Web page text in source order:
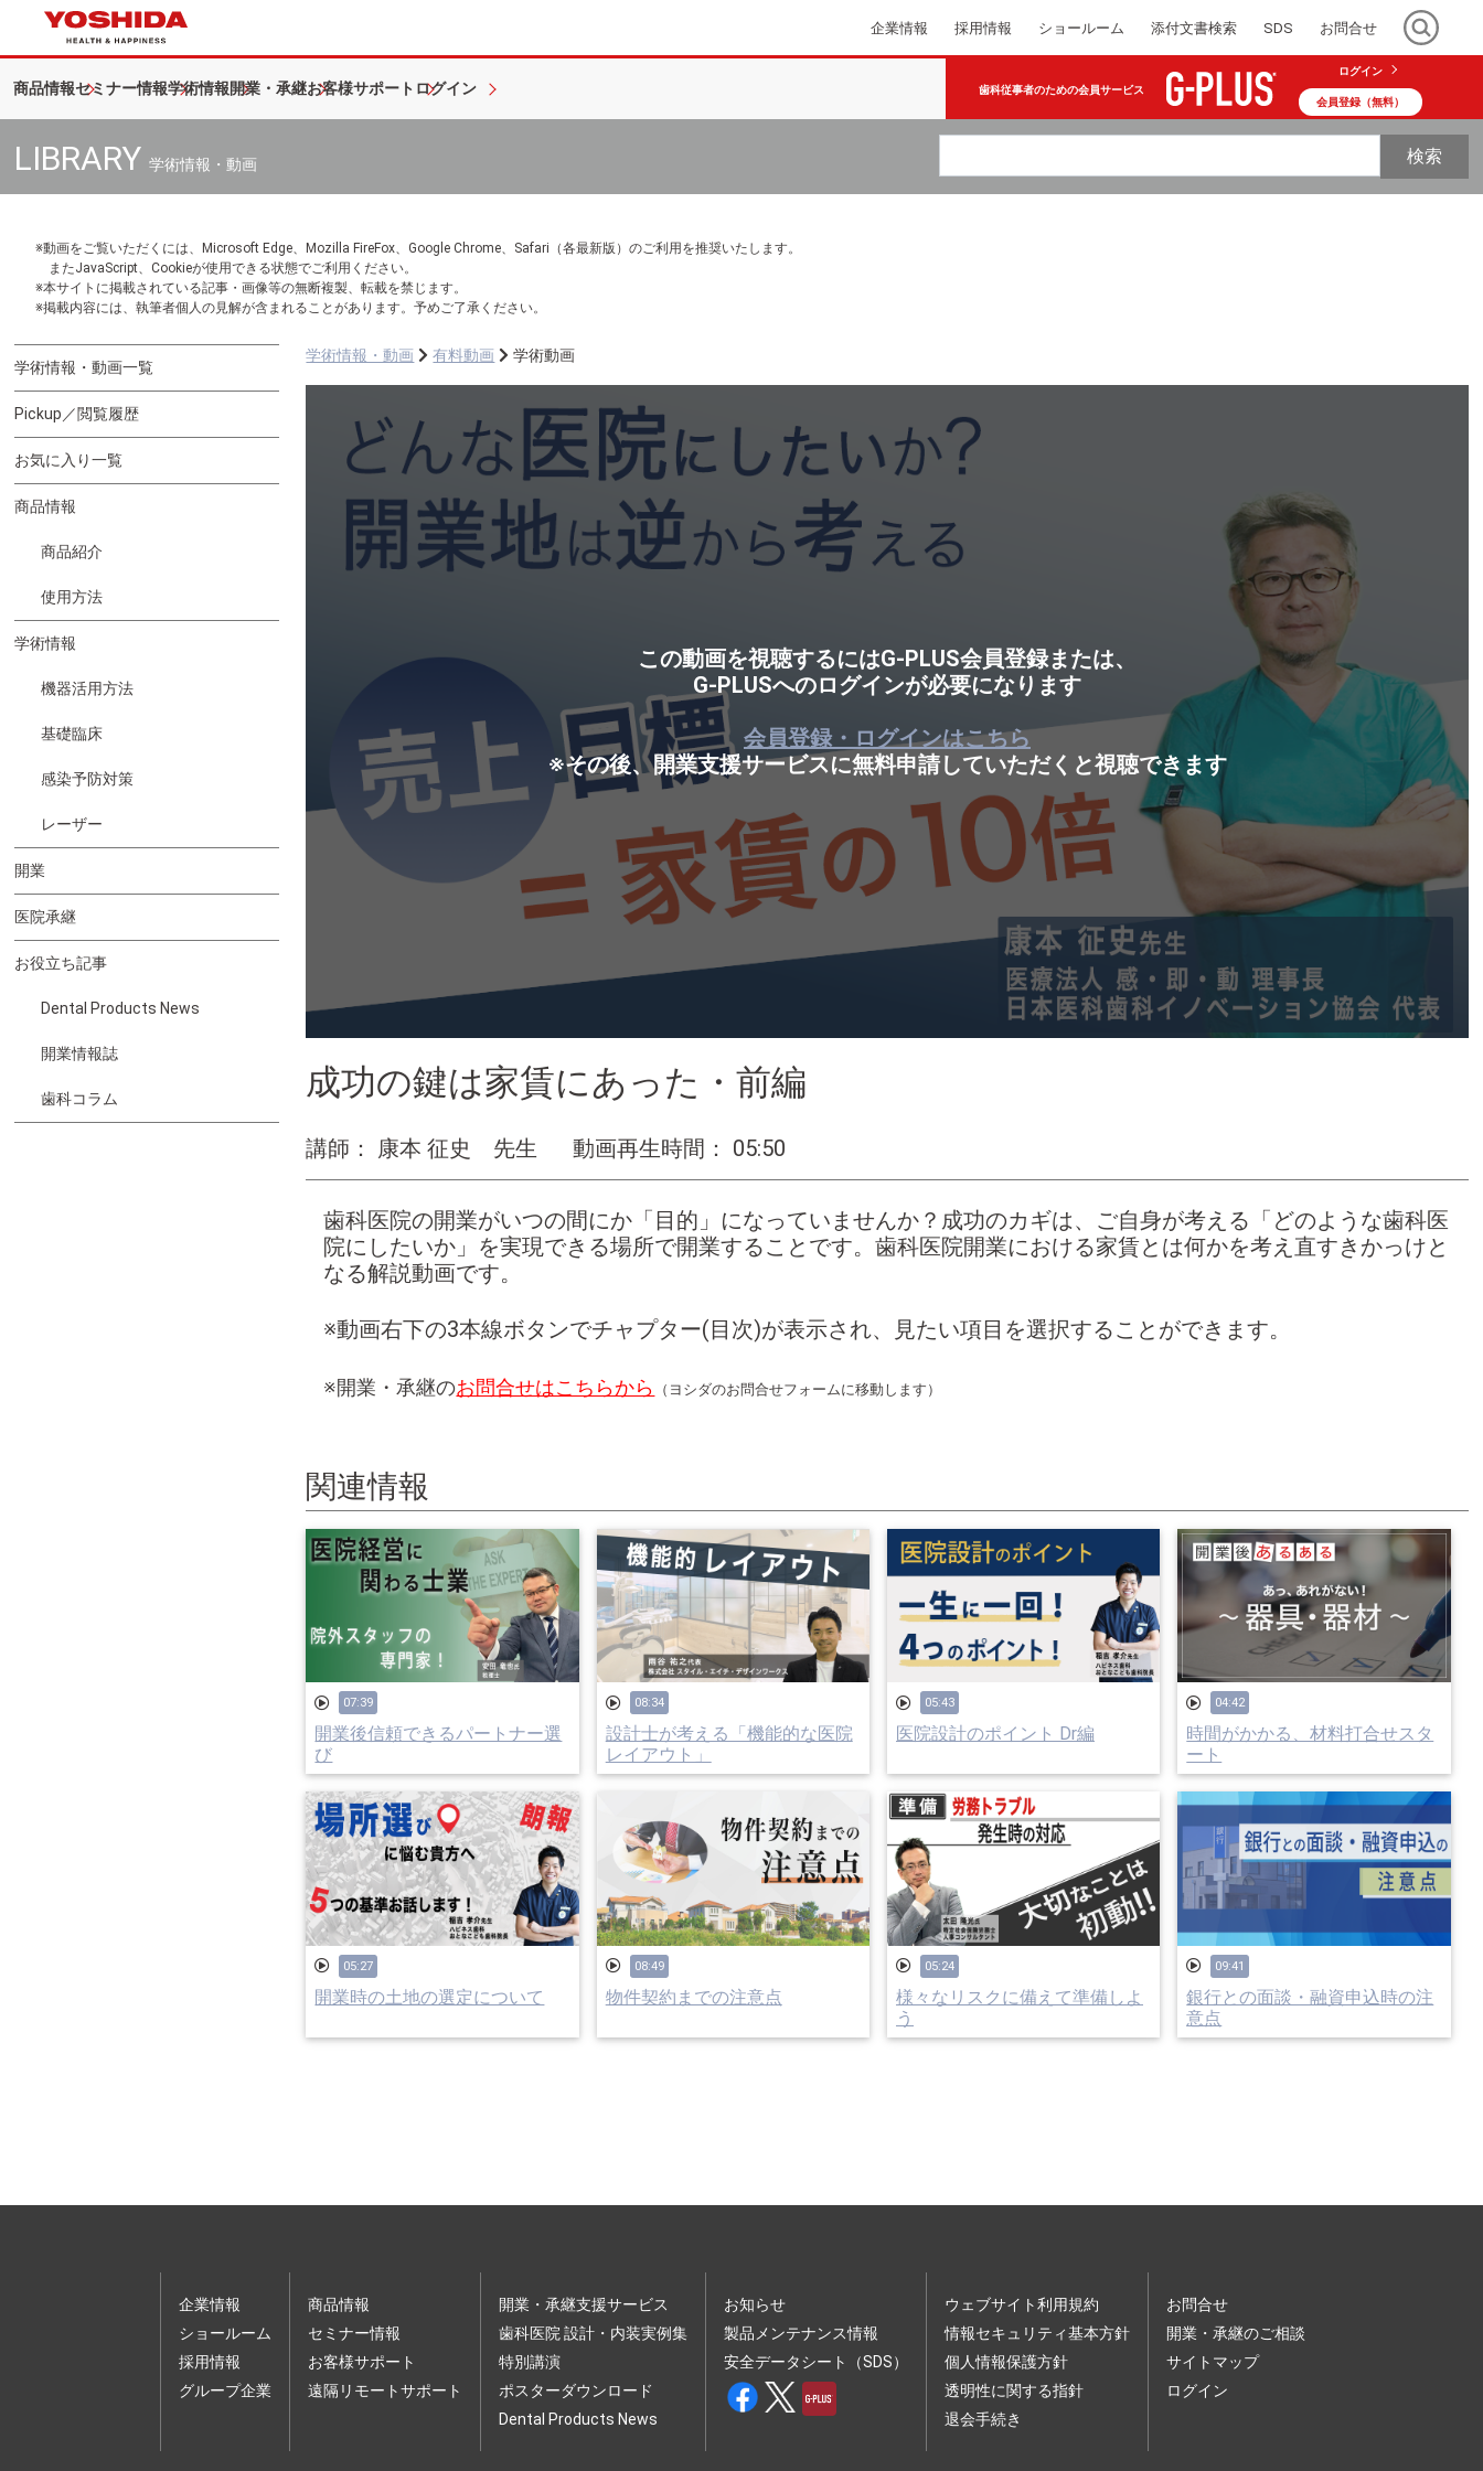
企業情報 採用情報 ショールーム 添付文書検索 SDS お問合せ
商品情報セミナー情報学術情報開業・承継お客様サポート ログイン 歯科従事者のための会員サービス
ログイン
会員登録（無料）
LIBRARY 学術情報・動画 検索
※動画をご覧いただくには、Microsoft Edge、Mozilla FireFox、Google Chrome、Safari（各最新版）のご利用を推奨いたします。
またJavaScript、Cookieが使用できる状態でご利用ください。
※本サイトに掲載されている記事・画像等の無断複製、転載を禁じます。
※掲載内容には、執筆者個人の見解が含まれることがあります。予めご了承ください。
学術情報・動画一覧
Pickup／閲覧履歴
お気に入り一覧
商品情報
商品紹介
使用方法
学術情報
機器活用方法
基礎臨床
感染予防対策
レーザー
開業
医院承継
お役立ち記事
Dental Products News
開業情報誌
歯科コラム
学術情報・動画 有料動画 学術動画
この動画を視聴するにはG-PLUS会員登録または、
G-PLUSへのログインが必要になります
会員登録・ログインはこちら
※その後、開業支援サービスに無料申請していただくと視聴できます
成功の鍵は家賃にあった・前編
講師： 康本 征史 先生 動画再生時間： 05:50
歯科医院の開業がいつの間にか「目的」になっていませんか？成功のカギは、ご自身が考える「どのような歯科医
院にしたいか」を実現できる場所で開業することです。歯科医院開業における家賃とは何かを考え直すきかっけと
なる解説動画です。
※動画右下の3本線ボタンでチャプター(目次)が表示され、見たい項目を選択することができます。
※開業・承継のお問合せはこちらから （ヨシダのお問合せフォームに移動します）
関連情報
07:39
開業後信頼できるパートナー選
び
08:34
設計士が考える「機能的な医院
レイアウト」
05:43
医院設計のポイント Dr編
04:42
時間がかかる、材料打合せスタ
ート
05:27
開業時の土地の選定について
08:49
物件契約までの注意点
05:24
様々なリスクに備えて準備しよ
う
09:41
銀行との面談・融資申込時の注
意点
企業情報
ショールーム
採用情報
グループ企業
商品情報
セミナー情報
お客様サポート
遠隔リモートサポート
開業・承継支援サービス
歯科医院 設計・内装実例集
特別講演
ポスターダウンロード
Dental Products News
お知らせ
製品メンテナンス情報
安全データシート（SDS）
ウェブサイト利用規約
情報セキュリティ基本方針
個人情報保護方針
透明性に関する指針
退会手続き
お問合せ
開業・承継のご相談
サイトマップ
ログイン